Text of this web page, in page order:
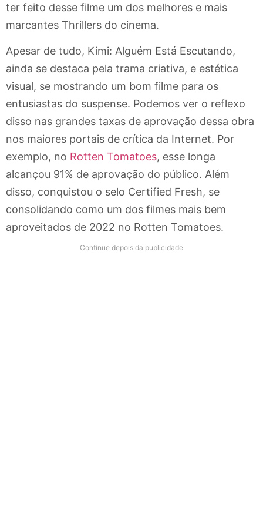
ter feito desse filme um dos melhores e mais
marcantes Thrillers do cinema.
Apesar de tudo, Kimi: Alguém Está Escutando,
ainda se destaca pela trama criativa, e estética
visual, se mostrando um bom filme para os
entusiastas do suspense. Podemos ver o reflexo
disso nas grandes taxas de aprovação dessa obra
nos maiores portais de crítica da Internet. Por
exemplo, no Rotten Tomatoes, esse longa
alcançou 91% de aprovação do público. Além
disso, conquistou o selo Certified Fresh, se
consolidando como um dos filmes mais bem
aproveitados de 2022 no Rotten Tomatoes.
Continue depois da publicidade